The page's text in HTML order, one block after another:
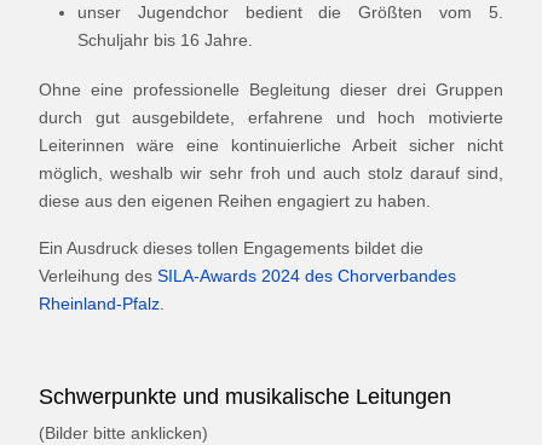
unser Jugendchor bedient die Größten vom 5.
Schuljahr bis 16 Jahre.
Ohne eine professionelle Begleitung dieser drei Gruppen
durch gut ausgebildete, erfahrene und hoch motivierte
Leiterinnen wäre eine kontinuierliche Arbeit sicher nicht
möglich, weshalb wir sehr froh und auch stolz darauf sind,
diese aus den eigenen Reihen engagiert zu haben.
Ein Ausdruck dieses tollen Engagements bildet die
Verleihung des SILA-Awards 2024 des Chorverbandes
Rheinland-Pfalz
Schwerpunkte und musikalische Leitungen
(Bilder bitte anklicken)